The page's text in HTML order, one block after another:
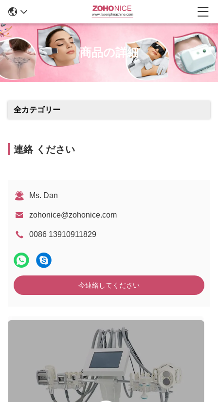
商品の詳細
全カテゴリー
連絡 ください
Ms. Dan
zohonice@zohonice.com
0086 13910911829
今連絡してください